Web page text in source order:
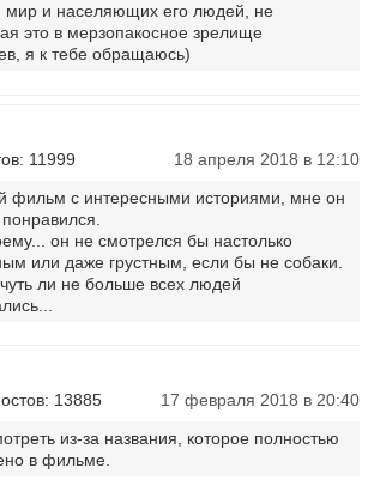
мир и населяющих его людей, не
это в мерзопакосное зрелище
я к тебе обращаюсь)
11999 18 апреля 2018 в 12:10
фильм с интересными историями, мне он
он не смотрелся бы настолько
или даже грустным, если бы не собаки.
ли не больше всех людей
13885 17 февраля 2018 в 20:40
из-за названия, которое полностью
в фильме.